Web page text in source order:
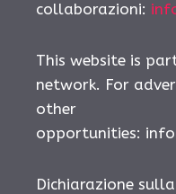
collaborazioni:
This website is
network. For
other
opportunities:
Dichiarazione